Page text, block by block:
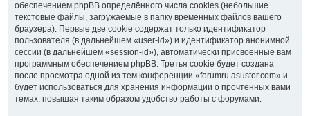
обеспечением phpBB определённого числа cookies (небольшие
текстовые файлы, загружаемые в папку временных файлов вашего
браузера). Первые две cookie содержат только идентификатор
пользователя (в дальнейшем «user-id») и идентификатор анонимной
сессии (в дальнейшем «session-id»), автоматически присвоенные вам
программным обеспечением phpBB. Третья cookie будет создана
после просмотра одной из тем конференции «forumru.asustor.com» и
будет использоваться для хранения информации о прочтённых вами
темах, повышая таким образом удобство работы с форумами.